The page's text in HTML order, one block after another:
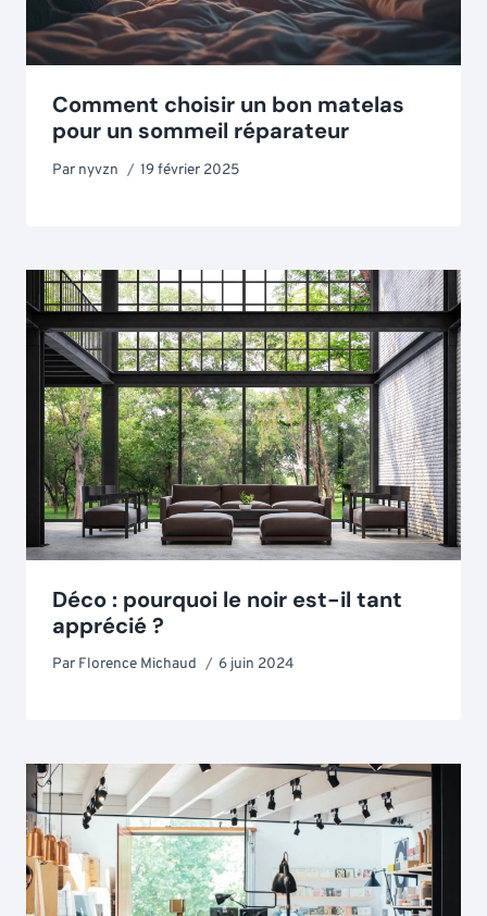
Comment choisir un bon matelas
pour un sommeil réparateur
Par nyvzn 19 février 2025
Déco : pourquoi le noir est-il tant
apprécié ?
Par Florence Michaud 6 juin 2024